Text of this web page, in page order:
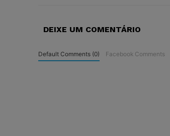
DEIXE UM COMENTÁRIO
Default Comments (0) Facebook Comments